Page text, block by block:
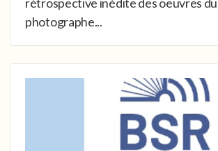
photographe...